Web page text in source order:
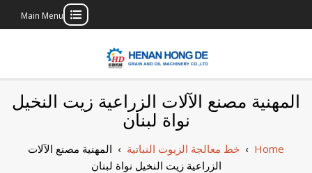
Main Menu
بناء مصنع إنتاج
الزيوت النباتية
الخاص بك
المهنية مصنع الآلات الزراعية زيت النخيل
نواة لبنان
Home
› خط معالجة الزيوت النباتية › المهنية مصنع الآلات
الزراعية زيت النخيل نواة لبنان